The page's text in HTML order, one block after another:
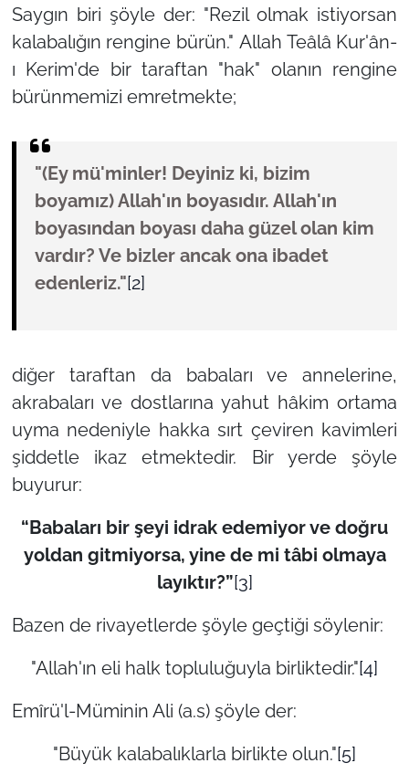
Saygın biri şöyle der: "Rezil olmak istiyorsan
kalabalığın rengine bürün." Allah Teâlâ Kur'ân-
ı Kerim'de bir taraftan "hak" olanın rengine
bürünmemizi emretmekte;
"(Ey mü'minler! Deyiniz ki, bizim
boyamız) Allah'ın boyasıdır. Allah'ın
boyasından boyası daha güzel olan kim
vardır? Ve bizler ancak ona ibadet
edenleriz."[2]
diğer taraftan da babaları ve annelerine,
akrabaları ve dostlarına yahut hâkim ortama
uyma nedeniyle hakka sırt çeviren kavimleri
şiddetle ikaz etmektedir. Bir yerde şöyle
buyurur:
“Babaları bir şeyi idrak edemiyor ve doğru
yoldan gitmiyorsa, yine de mi tâbi olmaya
layıktır?”[3]
Bazen de rivayetlerde şöyle geçtiği söylenir:
"Allah'ın eli halk topluluğuyla birliktedir."[4]
Emîrü'l-Müminin Ali (a.s) şöyle der:
"Büyük kalabalıklarla birlikte olun."[5]